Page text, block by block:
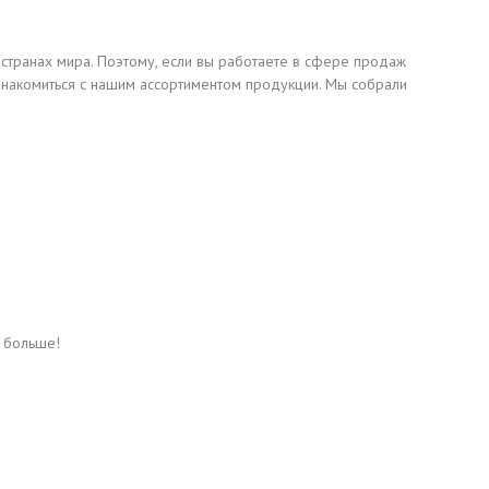
мира. Поэтому, если вы работаете в сфере продаж
с нашим ассортиментом продукции. Мы собрали
больше!